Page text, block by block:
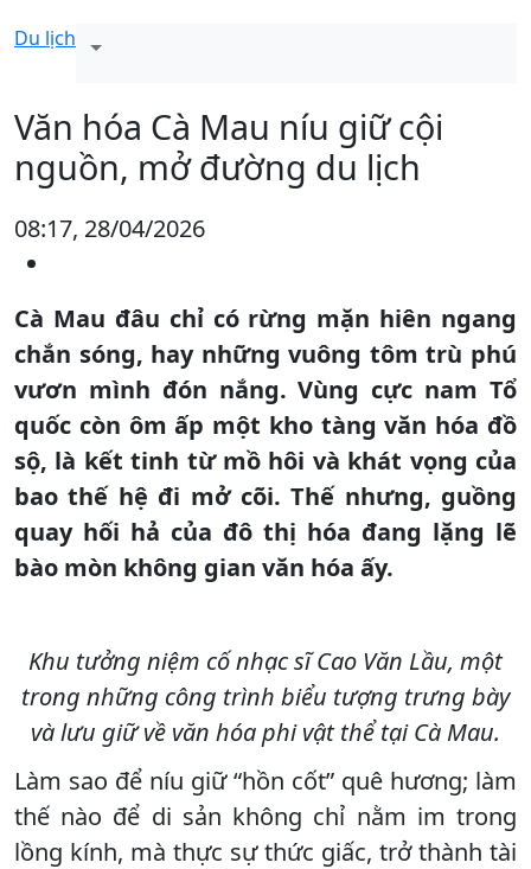
Du lịch
Văn hóa Cà Mau níu giữ cội
nguồn, mở đường du lịch
08:17, 28/04/2026
Cà Mau đâu chỉ có rừng mặn hiên ngang
chắn sóng, hay những vuông tôm trù phú
vươn mình đón nắng. Vùng cực nam Tổ
quốc còn ôm ấp một kho tàng văn hóa đồ
sộ, là kết tinh từ mồ hôi và khát vọng của
bao thế hệ đi mở cõi. Thế nhưng, guồng
quay hối hả của đô thị hóa đang lặng lẽ
bào mòn không gian văn hóa ấy.
Khu tưởng niệm cố nhạc sĩ Cao Văn Lầu, một
trong những công trình biểu tượng trưng bày
và lưu giữ về văn hóa phi vật thể tại Cà Mau.
Làm sao để níu giữ “hồn cốt” quê hương; làm
thế nào để di sản không chỉ nằm im trong
lồng kính, mà thực sự thức giấc, trở thành tài